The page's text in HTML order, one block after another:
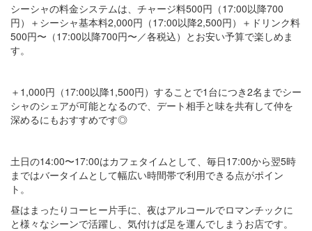
シーシャの料金システムは、チャージ料500円（17:00以降700
円）＋シーシャ基本料2,000円（17:00以降2,500円）＋ドリンク料
500円〜（17:00以降700円〜／各税込）とお安い予算で楽しめま
す。
＋1,000円（17:00以降1,500円）することで1台につき2名までシー
シャのシェアが可能となるので、デート相手と味を共有して仲を
深めるにもおすすめです◎
土日の14:00〜17:00はカフェタイムとして、毎日17:00から翌5時
まではバータイムとして幅広い時間帯で利用できる点がポイン
ト。
昼はまったりコーヒー片手に、夜はアルコールでロマンチックに
と様々なシーンで活躍し、気付けば足を運んでしまうお店です。